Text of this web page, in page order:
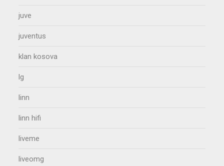
juve
juventus
klan kosova
lg
linn
linn hifi
liveme
liveomg